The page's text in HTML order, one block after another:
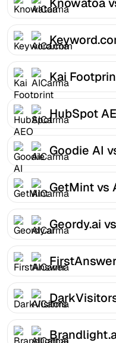
Kai
HubSpot
Goodie AI
GetMint vs
Geordy.ai